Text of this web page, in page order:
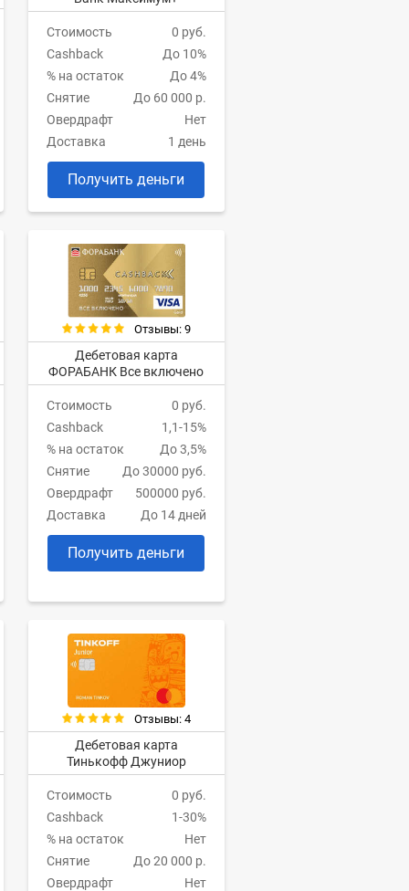
Стоимость
0 руб.
Cashback
До 10%
% на остаток
До 4%
Снятие
До 60 000 р.
Овердрафт
Нет
Доставка
1 день
Получить деньги
Отзывы: 9
Дебетовая карта
ФОРАБАНК Все включено
Стоимость
0 руб.
Cashback
1,1-15%
% на остаток
До 3,5%
Снятие
До 30000 руб.
Овердрафт
500000 руб.
Доставка
До 14 дней
Получить деньги
Отзывы: 4
Дебетовая карта
Тинькофф Джуниор
Стоимость
0 руб.
Cashback
1-30%
% на остаток
Нет
Снятие
До 20 000 р.
Овердрафт
Нет